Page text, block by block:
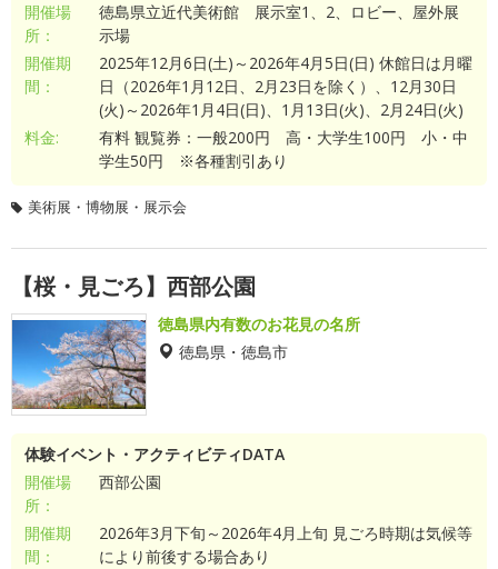
開催場
所：
徳島県立近代美術館 展示室1、2、ロビー、屋外展
示場
開催期
間：
2025年12月6日(土)～2026年4月5日(日) 休館日は月曜
日（2026年1月12日、2月23日を除く）、12月30日
(火)～2026年1月4日(日)、1月13日(火)、2月24日(火)
料金:
有料 観覧券：一般200円 高・大学生100円 小・中
学生50円 ※各種割引あり
美術展・博物展・展示会
【桜・見ごろ】西部公園
徳島県内有数のお花見の名所
徳島県・徳島市
体験イベント・アクティビティDATA
開催場
所：
西部公園
開催期
間：
2026年3月下旬～2026年4月上旬 見ごろ時期は気候等
により前後する場合あり